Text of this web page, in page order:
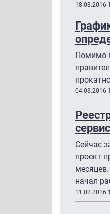
18.03.2016
Помимо
04.03.2016
Сейчас
проект
начал
11.02.2016